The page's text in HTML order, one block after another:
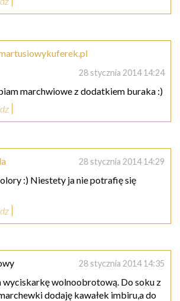
28 stycznia 2014 14:24
marchwiowe z dodatkiem buraka :)
28 stycznia 2014 14:29
:) Niestety ja nie potrafię się
28 stycznia 2014 14:35
wyciskarkę wolnoobrotową. Do soku z
dodaję kawałek imbiru,a do